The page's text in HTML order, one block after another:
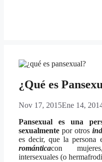
¿Qué es
Nov 17, 2015Ene 14,
Pansexual es una
sexualmente por otros
es decir, que la persona
románticacon
intersexuales (o